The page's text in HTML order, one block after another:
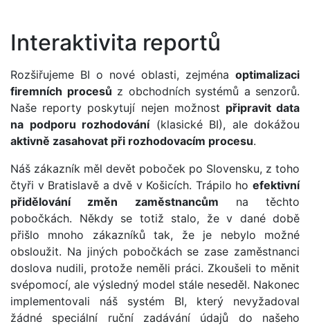
Interaktivita reportů
Rozšiřujeme BI o nové oblasti, zejména optimalizaci
firemních procesů z obchodních systémů a senzorů.
Naše reporty poskytují nejen možnost připravit data
na podporu rozhodování(klasické BI), ale dokážou
aktivně zasahovat při rozhodovacím procesu.
Náš zákazník měl devět poboček po Slovensku, z toho
čtyři v Bratislavě a dvě v Košicích. Trápilo ho efektivní
přidělování změn zaměstnancům na těchto
pobočkách. Někdy se totiž stalo, že v dané době
přišlo mnoho zákazníků tak, že je nebylo možné
obsloužit. Na jiných pobočkách se zase zaměstnanci
doslova nudili, protože neměli práci. Zkoušeli to měnit
svépomocí, ale výsledný model stále neseděl. Nakonec
implementovali náš systém BI, který nevyžadoval
žádné speciální ruční zadávání údajů do našeho